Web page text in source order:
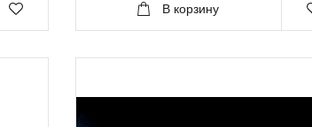
В корзину